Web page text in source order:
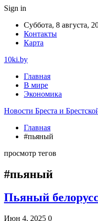
Sign in
Суббота, 8 августа,
Контакты
Карта
10ki.by
Главная
В мире
Экономика
Новости Бреста и
Главная
#пьяный
просмотр тегов
#пьяный
Пьяный
Июн 4, 2025 0